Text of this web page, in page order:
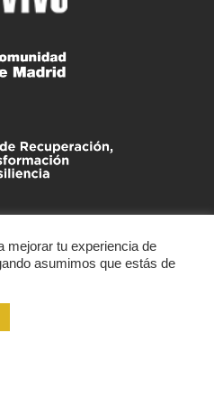
mejorar tu experiencia de
asumimos que estás de